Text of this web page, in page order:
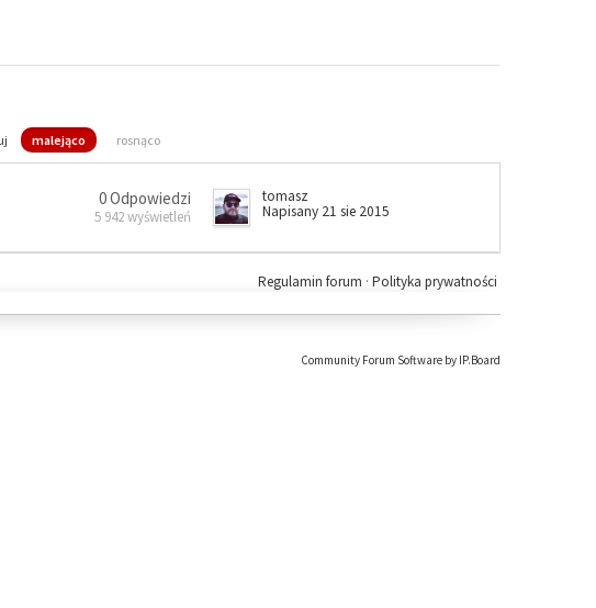
malejąco rosnąco
0 Odpowiedzi
5 942 wyświetleń
tomasz
Napisany 21 sie 2015
Polityka prywatności
Regulamin forum ·
Community Forum Software by IP.Board